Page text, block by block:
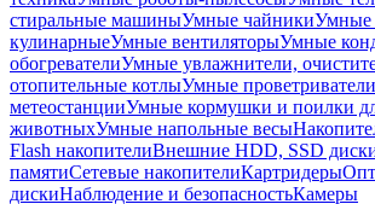
стиральные машиныУмные чайникиУмные
кулинарныеУмные вентиляторыУмные
обогревателиУмные увлажнители,
отопительные котлыУмные проветриватели
метеостанцииУмные кормушки и поилки
животныхУмные напольные весы
Flash накопителиВнешние HDD, SSD
памятиСетевые накопителиКартридеры
дискиНаблюдение и безопасностьКамеры